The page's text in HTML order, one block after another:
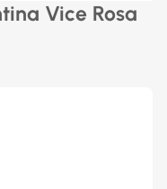
Vice Rosa